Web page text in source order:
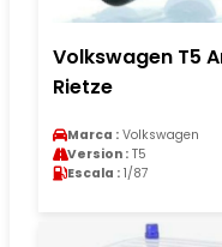
Volkswagen T5
Rietze
Marca : Volkswagen
Version : T5
Escala : 1/87